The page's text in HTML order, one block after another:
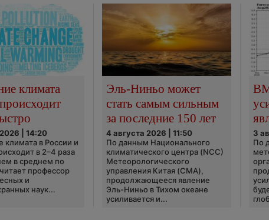
климата
| 14:20
климата в России и
в 2–4 раза
в среднем по
профессор
и
наук...
Эль-Ниньо может
стать самым сильным
за последние 150 лет
4 августа 2026 | 11:50
По данным Национального
климатического центра (NCC)
Метеорологического
управления Китая (CMA),
продолжающееся явление
Эль-Ниньо в Тихом океане
усиливается и...
3
По